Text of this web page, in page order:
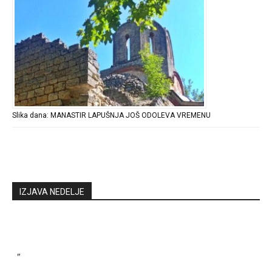
Slika dana: MANASTIR LAPUŠNJA JOŠ ODOLEVA VREMENU
IZJAVA NEDELJE
"